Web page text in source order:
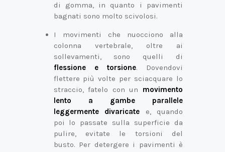
di gomma, in quanto i pavimenti
bagnati sono molto scivolosi.
I movimenti che nuocciono alla
colonna vertebrale, oltre ai
sollevamenti, sono quelli di
flessione e torsione. Dovendovi
flettere più volte per sciacquare lo
straccio, fatelo con un movimento
lento a gambe parallele
leggermente divaricate e, quando
poi lo passate sulla superficie da
pulire, evitate le torsioni del
busto. Per detergere i pavimenti è